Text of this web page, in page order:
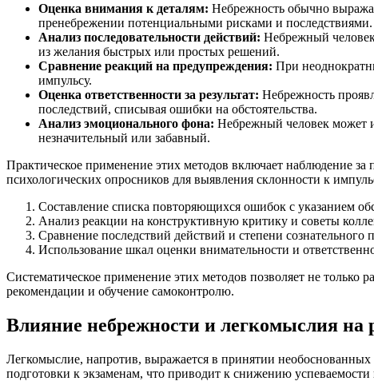
Оценка внимания к деталям: Небрежность обычно
пренебрежении потенциальными рисками и последствиями.
Анализ последовательности действий: Небрежный человек
из желания быстрых или простых решений.
Сравнение реакций на предупреждения: При
импульсу.
Оценка ответственности за результат: Небрежность
последствий, списывая ошибки на обстоятельства.
Анализ эмоционального фона: Небрежный человек может
незначительный или забавный.
Практическое применение этих методов включает наблюдение
психологических опросников для выявления склонности к
Составление списка повторяющихся ошибок с указанием
Анализ реакции на конструктивную критику и советы
Сравнение последствий действий и степени сознательного
Использование шкал оценки внимательности и
Систематическое применение этих методов позволяет не только
рекомендации и обучение самоконтролю.
Влияние небрежности и легкомыслия на
Легкомыслие, напротив, выражается в принятии
подготовки к экзаменам, что приводит к снижению